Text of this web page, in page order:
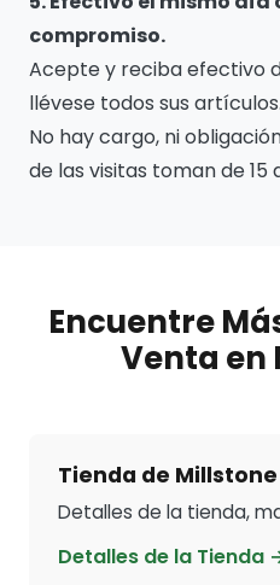
compromiso.
Acepte y reciba efectivo
llévese todos sus artículos.
No hay cargo, ni
de las visitas toman de 15
Encuentre
Venta en
Tienda de Millstone
Detalles de la tienda,
Detalles de la Tienda